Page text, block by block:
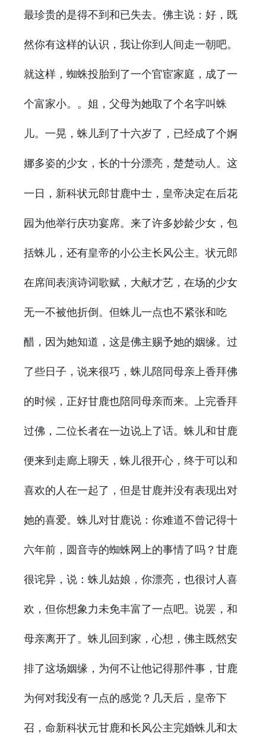
最珍贵的是得不到和已失去。佛主说：好，既
然你有这样的认识，我让你到人间走一朝吧。
就这样，蜘蛛投胎到了一个官宦家庭，成了一
个富家小。。姐，父母为她取了个名字叫蛛
儿。一晃，蛛儿到了十六岁了，已经成了个婀
娜多姿的少女，长的十分漂亮，楚楚动人 。这
一日，新科状元郎甘鹿中士，皇帝决定在后花
园为他举行庆功宴席。来了许多妙龄少女，包
括蛛儿，还有皇帝的小公主长风公主。状元郎
在席间表演诗词歌赋，大献才艺，在场的少女
无一不被他折倒。但蛛儿一点也不紧张和吃
醋，因为她知道，这是佛主赐予她的姻缘。过
了些日子，说来很巧，蛛儿陪同母亲上香拜佛
的时候，正好甘鹿也陪同母亲而来。上完香拜
过佛，二位长者在一边说上了话。蛛儿和甘鹿
便来到走廊上聊天，蛛儿很开心，终于可以和
喜欢的人在一起了，但是甘鹿并没有表现出对
她的喜爱。蛛儿对甘鹿说：你难道不曾记得十
六年前，圆音寺的蜘蛛网上的事情了吗？甘鹿
很诧异，说：蛛儿姑娘，你漂亮，也很讨人喜
欢，但你想象力未免丰富了一点吧。说罢，和
母亲离开了。蛛儿回到家，心想，佛主既然安
排了这场姻缘，为何不让他记得那件事，甘鹿
为何对我没有一点的感觉？几天后，皇帝下
召，命新科状元甘鹿和长风公主完婚蛛儿和太